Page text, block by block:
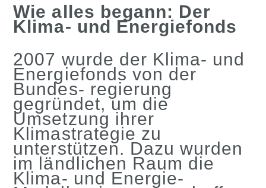
Wie alles begann: Der
Klima- und Energiefonds
2007 wurde der Klima- und
Energiefonds von der
Bundes- regierung
gegründet, um die
Umsetzung ihrer
Klimastrategie zu
unterstützen. Dazu wurden
im ländlichen Raum die
Klima- und Energie-